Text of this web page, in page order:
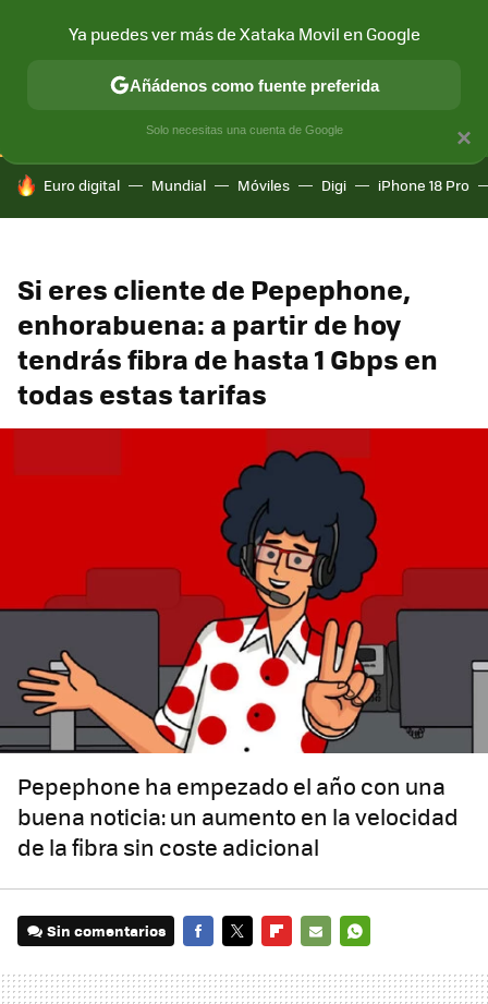
CONECTIVIDAD MÓVIL Y SOCIEDAD APLICACIONES
HOY SE HABLA DE
Euro digital Mundial Móviles Digi iPhone 18 Pro
Si eres cliente de Pepephone,
enhorabuena: a partir de hoy
tendrás fibra de hasta 1 Gbps en
todas estas tarifas
Pepephone ha empezado el año con una
buena noticia: un aumento en la velocidad
de la fibra sin coste adicional
Sin comentarios
MAIL
×
Ya puedes ver más de Xataka Movil en Google
Añádenos como fuente preferida
Solo necesitas una cuenta de Google